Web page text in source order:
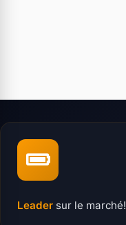
Leader sur le marché!